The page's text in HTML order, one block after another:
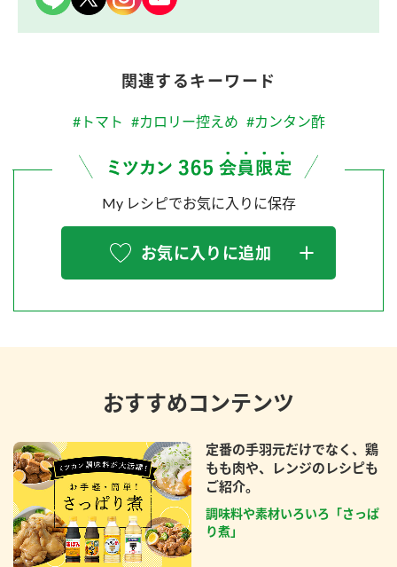
関連するキーワード
#トマト #カロリー控えめ #カンタン酢
My レシピでお気に入りに保存
お気に入りに追加
おすすめコンテンツ
定番の手羽元だけでなく、鶏
もも肉や、レンジのレシピも
ご紹介。
調味料や素材いろいろ「さっぱ
り煮」